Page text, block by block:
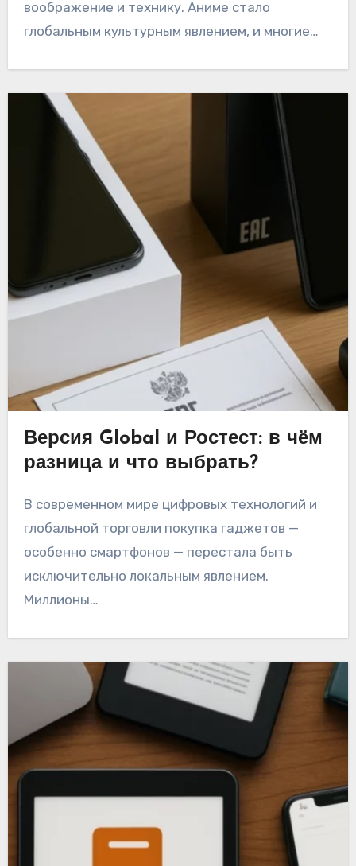
воображение и технику. Аниме стало
глобальным культурным явлением, и многие…
Версия Global и Ростест: в чём
разница и что выбрать?
В современном мире цифровых технологий и
глобальной торговли покупка гаджетов —
особенно смартфонов — перестала быть
исключительно локальным явлением.
Миллионы…